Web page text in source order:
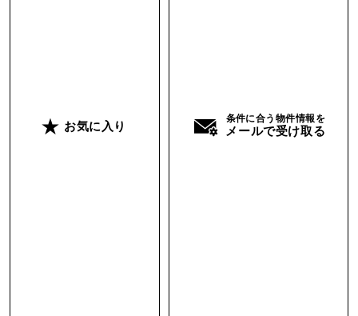
お気に入り
条件に合う物件情報を
メールで受け取る